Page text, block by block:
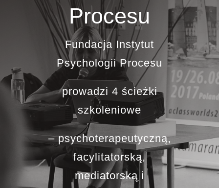
Procesu
Fundacja Instytut
Psychologii Procesu
prowadzi 4 ścieżki
szkoleniowe
– psychoterapeutyczną,
facylitatorską,
mediatorską i